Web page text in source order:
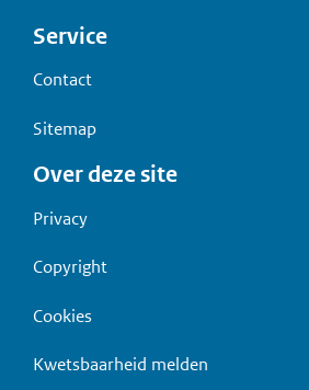
Voet
Service
Contact
Sitemap
Over deze site
Privacy
Copyright
Cookies
Kwetsbaarheid melden